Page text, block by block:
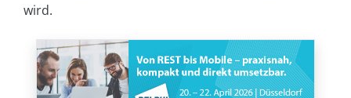
wird.